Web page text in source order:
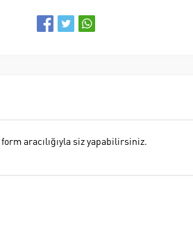
aracılığıyla siz yapabilirsiniz.